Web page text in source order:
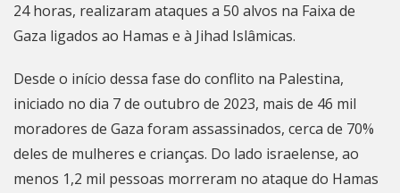
24 horas, realizaram ataques a 50 alvos na Faixa de
Gaza ligados ao Hamas e à Jihad Islâmicas.
Desde o início dessa fase do conflito na Palestina,
iniciado no dia 7 de outubro de 2023, mais de 46 mil
moradores de Gaza foram assassinados, cerca de 70%
deles de mulheres e crianças. Do lado israelense, ao
menos 1,2 mil pessoas morreram no ataque do Hamas